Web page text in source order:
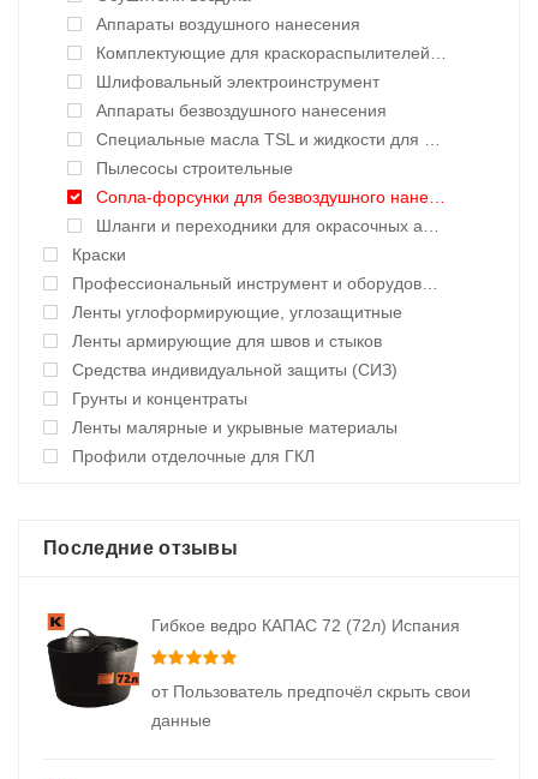
Аппараты воздушного нанесения
Комплектующие для краскораспылителей воздушного нанесения
Шлифовальный электроинструмент
Аппараты безвоздушного нанесения
Специальные масла TSL и жидкости для окрасочных аппаратов
Пылесосы строительные
Сопла-форсунки для безвоздушного нанесения
Шланги и переходники для окрасочных аппаратов
Краски
Профессиональный инструмент и оборудование
Ленты углоформирующие, углозащитные
Ленты армирующие для швов и стыков
Средства индивидуальной защиты (СИЗ)
Грунты и концентраты
Ленты малярные и укрывные материалы
Профили отделочные для ГКЛ
Последние отзывы
Гибкое ведро КАПАС 72 (72л) Испания
от Пользователь предпочёл скрыть свои
данные